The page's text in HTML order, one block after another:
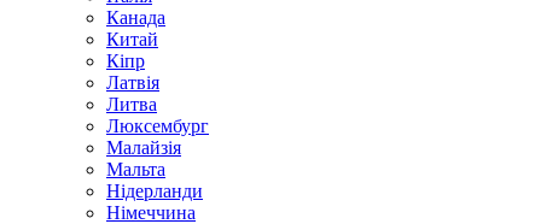
Канада
Китай
Кіпр
Латвія
Литва
Люксембург
Малайзія
Мальта
Нідерланди
Німеччина